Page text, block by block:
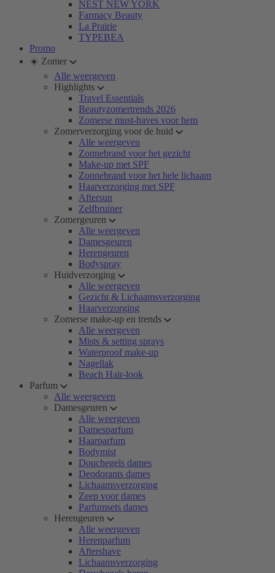
NEST NEW YORK
Farmacy Beauty
La Prairie
TYPEBEA
Promo
☀️ Zomer
Alle weergeven
Highlights
Travel Essentials
Beautyzomertrends 2026
Zomerse must-haves voor hem
Zomerverzorging voor de huid
Alle weergeven
Zonnebrand voor het gezicht
Make-up met SPF
Zonnebrand voor het hele lichaam
Haarverzorging met SPF
Aftersun
Zelfbruiner
Zomergeuren
Alle weergeven
Damesgeuren
Herengeuren
Bodyspray
Huidverzorging
Alle weergeven
Gezicht & Lichaamsverzorging
Haarverzorging
Zomerse make-up en trends
Alle weergeven
Mists & setting sprays
Waterproof make-up
Nagellak
Beach Hair-look
Parfum
Alle weergeven
Damesgeuren
Alle weergeven
Damesparfum
Haarparfum
Bodymist
Douchegels dames
Deodorants dames
Lichaamsverzorging
Zeep voor dames
Parfumsets dames
Herengeuren
Alle weergeven
Herenparfum
Aftershave
Lichaamsverzorging